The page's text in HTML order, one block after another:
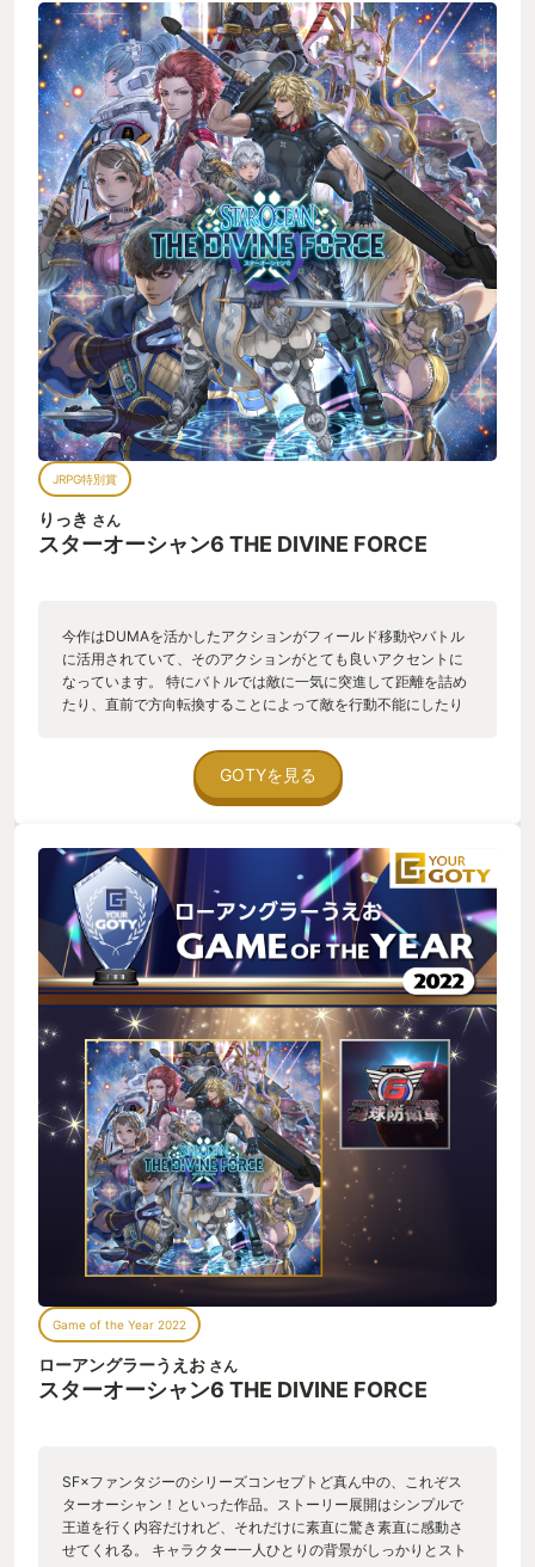
JRPG特別賞
りっき さん
スターオーシャン6 THE DIVINE FORCE
今作はDUMAを活かしたアクションがフィールド移動やバトル
に活用されていて、そのアクションがとても良いアクセントに
なっています。 特にバトルでは敵に一気に突進して距離を詰め
たり、直前で方向転換することによって敵を行動不能にしたり
といえばバトル！と胸を張って言えるタイトルになっていると
個人的には思っています。 キャラクターも魅力的なキャラが多
く、ストーリーも王道で最後まで安心して遊べました。
GOTYを見る
Game of the Year 2022
ローアングラーうえお さん
スターオーシャン6 THE DIVINE FORCE
SF×ファンタジーのシリーズコンセプトど真ん中の、これぞス
ターオーシャン！といった作品。ストーリー展開はシンプルで
王道を行く内容だけれど、それだけに素直に驚き素直に感動さ
せてくれる。 キャラクター一人ひとりの背景がしっかりとスト